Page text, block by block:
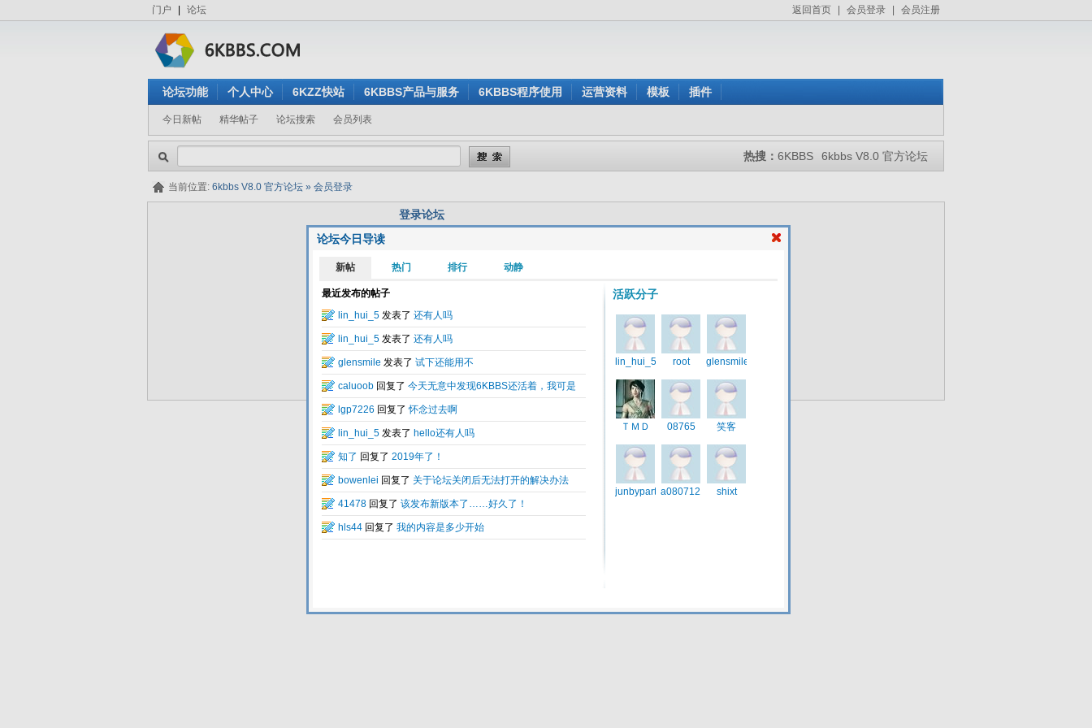
门户 论坛 返回首页 会员登录 会员注册
论坛功能 个人中心 6KZZ快站 6KBBS产品与服务 6KBBS程序使用 运营资料 模板 插件
今日新帖 精华帖子 论坛搜索 会员列表
热搜： 6KBBS 6kbbs V8.0 官方论坛
论坛今日导读
当前位置: 6kbbs V8.0 官方论坛 » 会员登录
登录论坛
用户名:
验证码: 看不清楚？点击刷新验证码
隐身登录: 是 否
记住我的登录状态
Total 0.034342(s) query 3, Time now is:2026-08-08 16:14
Powered by